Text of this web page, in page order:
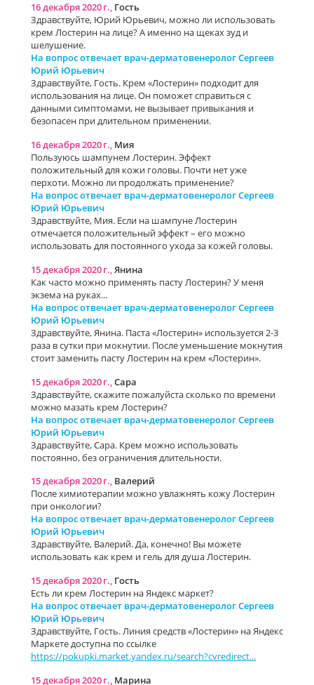
16 декабря 2020 г., Гость
Здравствуйте, Юрий Юрьевич, можно ли использовать
крем Лостерин на лице? А именно на щеках зуд и
шелушение.
На вопрос отвечает врач-дерматовенеролог Сергеев
Юрий Юрьевич
Здравствуйте, Гость. Крем «Лостерин» подходит для
использования на лице. Он поможет справиться с
данными симптомами, не вызывает привыкания и
безопасен при длительном применении.
16 декабря 2020 г., Мия
Пользуюсь шампунем Лостерин. Эффект
положительный для кожи головы. Почти нет уже
перхоти. Можно ли продолжать применение?
На вопрос отвечает врач-дерматовенеролог Сергеев
Юрий Юрьевич
Здравствуйте, Мия. Если на шампуне Лостерин
отмечается положительный эффект – его можно
использовать для постоянного ухода за кожей головы.
15 декабря 2020 г.,Янина
Как часто можно применять пасту Лостерин? У меня
экзема на руках...
На вопрос отвечает врач-дерматовенеролог Сергеев
Юрий Юрьевич
Здравствуйте, Янина. Паста «Лостерин» используется 2-3
раза в сутки при мокнутии. После уменьшение мокнутия
стоит заменить пасту Лостерин на крем «Лостерин».
15 декабря 2020 г.,Caра
Здравствуйте, скажите пожалуйста сколько по времени
можно мазать крем Лостерин?
На вопрос отвечает врач-дерматовенеролог Сергеев
Юрий Юрьевич
Здравствуйте, Caра. Крем можно использовать
постоянно, без ограничения длительности.
15 декабря 2020 г., Валерий
После химиотерапии можно увлажнять кожу Лостерин
при онкологии?
На вопрос отвечает врач-дерматовенеролог Сергеев
Юрий Юрьевич
Здравствуйте, Валерий. Да, конечно! Вы можете
использовать как крем и гель для душа Лостерин.
15 декабря 2020 г., Гость
Есть ли крем Лостерин на Яндекс маркет?
На вопрос отвечает врач-дерматовенеролог Сергеев
Юрий Юрьевич
Здравствуйте, Гость. Линия средств «Лостерин» на Яндекс
Маркете доступна по ссылке
https://pokupki.market.yandex.ru/search?cvredirect...
15 декабря 2020 г., Марина